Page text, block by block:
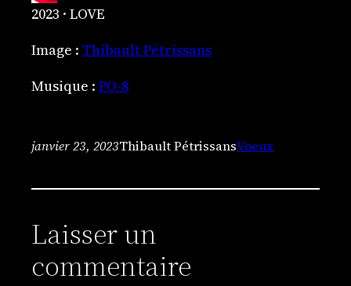
2023 · LOVE
Image : Thibault Pétrissans
Musique :PO-8
janvier 23, 2023Thibault PétrissansVoeux
Laisser un
commentaire